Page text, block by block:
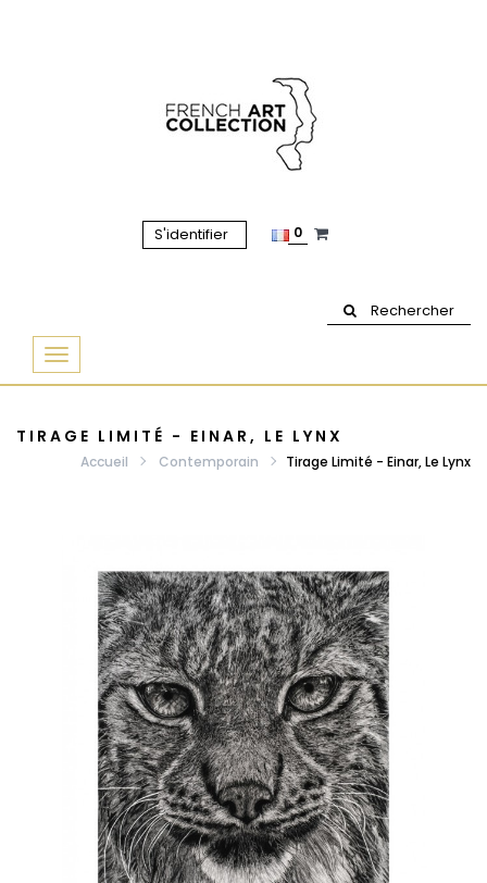
S'identifier 0
Rechercher
Basculer
la
TIRAGE LIMITÉ - EINAR, LE LYNX
Accueil Contemporain Tirage Limité - Einar, Le Lynx